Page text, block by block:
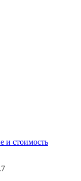
и стоимость